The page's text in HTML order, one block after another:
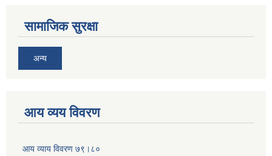
सामाजिक सुरक्षा
अन्य
आय व्यय विवरण
आय व्याय विवरण ७९।८०